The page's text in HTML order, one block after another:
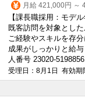
月給 421,000円 ～
【課長職採用： モデル
既客訪問を対象とし
ご経験やスキルを存
成果がしっかりと給
人番号 23020-
受理日：8月1日 有効期